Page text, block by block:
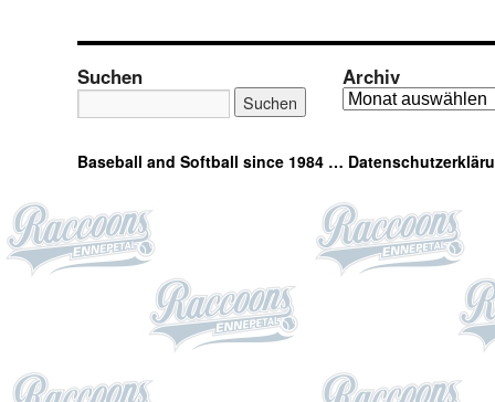
Suchen Archiv
Baseball and Softball since 1984 …